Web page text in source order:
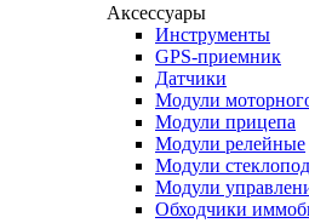
Аксессуары
Инструменты
GPS-приемник
Датчики
Модули
Модули прицепа
Модули релейные
Модули
Модули
Обходчики